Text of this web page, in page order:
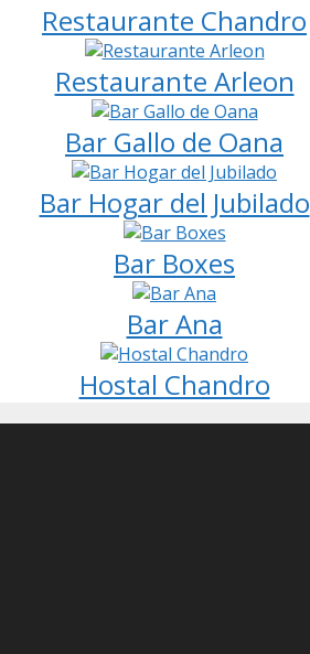
Restaurante Chandro
Restaurante Arleon
Bar Gallo de Oana
Bar Hogar del Jubilado
Bar Boxes
Bar Ana
Hostal Chandro